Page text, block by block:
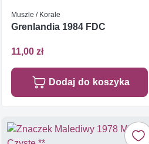
Muszle / Korale
Grenlandia 1984 FDC
11,00 zł
Dodaj do koszyka